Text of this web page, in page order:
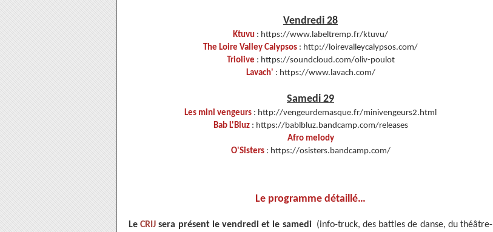
Vendredi 28
Ktuvu : https://www.labeltremp.fr/ktuvu/
The Loire Valley Calypsos : http://loirevalleycalypsos.com/
Triolive : https://soundcloud.com/oliv-poulot
Lavach' : https://www.lavach.com/
Samedi 29
Les mini vengeurs : http://vengeurdemasque.fr/minivengeurs2.html
Bab L'Bluz: https://bablbluz.bandcamp.com/releases
Afro melody
O'Sisters: https://osisters.bandcamp.com/
Le programme détaillé…
LeCRIJsera présent le vendredi et le samedi(info-truck, des battles de danse, du théâtre-